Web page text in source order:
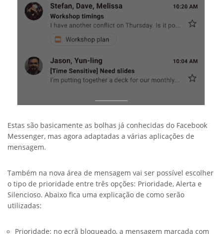
Estas são basicamente as bolhas já conhecidas do Facebook
Messenger, mas agora adaptadas a várias aplicações de
mensagem.
Também na nova área de mensagem vai ser possível escolher
o tipo de prioridade entre três opções: Prioridade, Alerta e
Silencioso. Abaixo fica uma explicação de como serão
utilizadas:
Prioridade: no ecrã bloqueado, a mensagem marcada com